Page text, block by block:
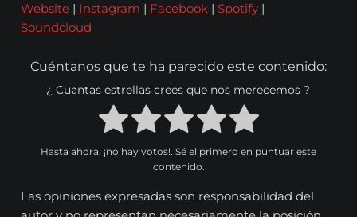
Website | Instagram | Facebook | Spotify |
Soundcloud
Cuéntanos que te ha parecido este contenido:
¿ Cuantas estrellas crees que nos merecemos ?
Hasta ahora, ¡no hay votos!. Sé el primero en puntuar este
contenido.
Las opiniones expresadas son responsabilidad del